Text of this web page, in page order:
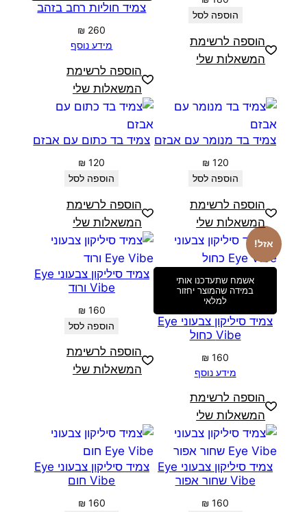
הוספה לסל
הוספה לרשימת
המשאלות שלי
צמיד חוליות רחב בזהב
₪ 260
מידע נוסף
הוספה לרשימת
המשאלות שלי
צמיד בד מנומר עם אבזם
₪ 120
הוספה לסל
הוספה לרשימת
המשאלות שלי
צמיד בד כתום עם אבזם
₪ 120
הוספה לסל
הוספה לרשימת
המשאלות שלי
אזל!
אשמח שתעדכנו אותי
במידה שהמוצר יחזור
למלאי
צמיד סיליקון צבעוני Eye
Vibe כחול
₪ 160
מידע נוסף
הוספה לרשימת
המשאלות שלי
צמיד סיליקון צבעוני Eye
Vibe ורוד
₪ 160
הוספה לסל
הוספה לרשימת
המשאלות שלי
צמיד סיליקון צבעוני Eye
Vibe שחור אפור
₪ 160
צמיד סיליקון צבעוני Eye
Vibe חום
₪ 160